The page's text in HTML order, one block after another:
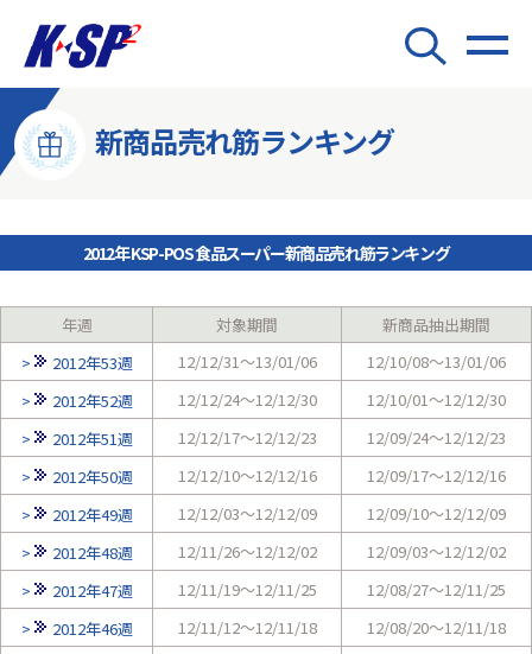
新商品売れ筋ランキング
2012年 KSP-POS 食品スーパー新商品売れ筋ランキング
年週 対象期間
新商品抽出期間
2012年53週
12/12/31～13/01/06
12/10/08～13/01/06
2012年52週
12/12/24～12/12/30
12/10/01～12/12/30
2012年51週
12/12/17～12/12/23
12/09/24～12/12/23
2012年50週
12/12/10～12/12/16
12/09/17～12/12/16
2012年49週
12/12/03～12/12/09
12/09/10～12/12/09
2012年48週
12/11/26～12/12/02
12/09/03～12/12/02
2012年47週
12/11/19～12/11/25
12/08/27～12/11/25
2012年46週
12/11/12～12/11/18
12/08/20～12/11/18